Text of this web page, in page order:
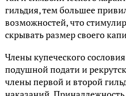
гильдия, тем большее
возможностей, что
скрывать размер своего
Члены купеческого
подушной подати и
члены первой и второй